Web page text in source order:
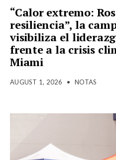
“Calor extremo:
resiliencia”, la
visibiliza el
frente a la crisis
Miami
AUGUST 1, 2026 • NOTAS